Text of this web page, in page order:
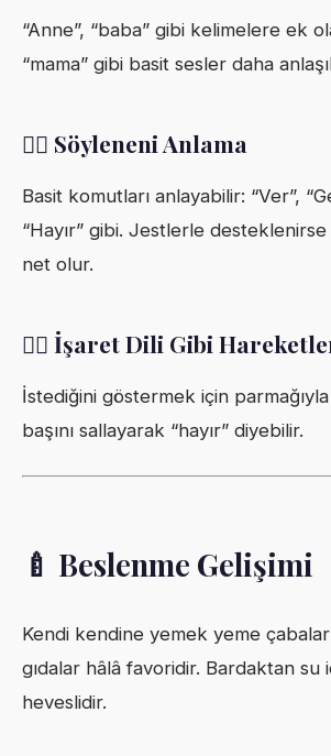
“Anne”, “baba” gibi kelimelere ek
“mama” gibi basit sesler daha
🧏‍♂️ Söyleneni Anlama
Basit komutları anlayabilir: “Ver”,
“Hayır” gibi. Jestlerle
net olur.
🧏‍♀️ İşaret Dili Gibi
İstediğini göstermek için
başını sallayarak “hayır” diyebilir.
🍼 Beslenme Gelişimi
Kendi kendine yemek yeme
gıdalar hâlâ favoridir. Bardaktan su
heveslidir.